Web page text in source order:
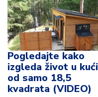
Pogledajte kako
izgleda život u kući
od samo 18,5
kvadrata (VIDEO)